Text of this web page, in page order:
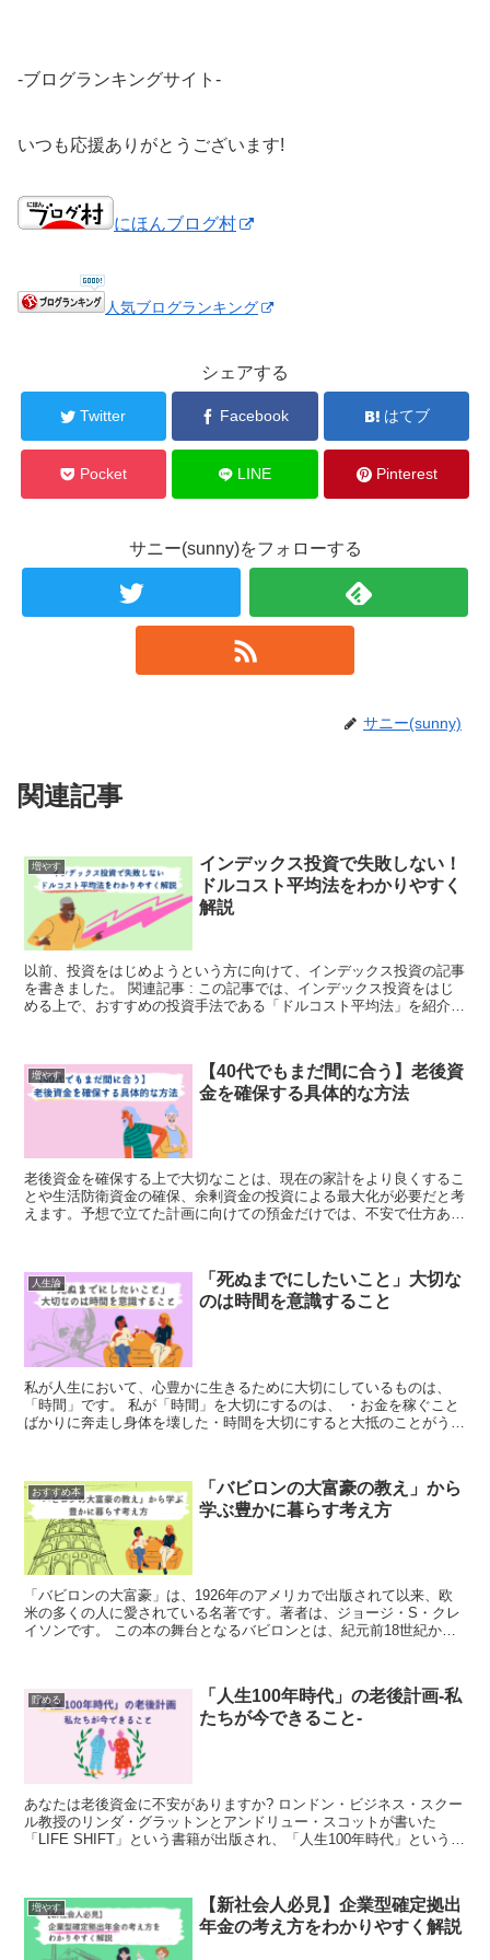
-ブログランキングサイト-
いつも応援ありがとうございます!
にほんブログ村
人気ブログランキング
シェアする
Twitter Facebook はてブ
Pocket LINE Pinterest
サニー(sunny)をフォローする
サニー(sunny)
関連記事
増やす
インデックス投資で失敗しない！
ドルコスト平均法をわかりやすく
解説
以前、投資をはじめようという方に向けて、インデックス投資の記事
を書きました。 関連記事 : この記事では、インデックス投資をはじ
める上で、おすすめの投資手法である「ドルコスト平均法」を紹介し
増やす
【40代でもまだ間に合う】老後資
金を確保する具体的な方法
老後資金を確保する上で大切なことは、現在の家計をより良くするこ
とや生活防衛資金の確保、余剰資金の投資による最大化が必要だと考
えます。予想で立てた計画に向けての預金だけでは、不安で仕方あり
人生論
「死ぬまでにしたいこと」大切な
のは時間を意識すること
私が人生において、心豊かに生きるために大切にしているものは、
「時間」です。 私が「時間」を大切にするのは、 ・お金を稼ぐこと
ばかりに奔走し身体を壊した・時間を大切にすると大抵のことがうま
おすすめ本
「バビロンの大富豪の教え」から
学ぶ豊かに暮らす考え方
「バビロンの大富豪」は、1926年のアメリカで出版されて以来、欧
米の多くの人に愛されている名著です。著者は、ジョージ・S・クレ
イソンです。 この本の舞台となるバビロンとは、紀元前18世紀から
貯める
「人生100年時代」の老後計画-私
たちが今できること-
あなたは老後資金に不安がありますか? ロンドン・ビジネス・スクー
ル教授のリンダ・グラットンとアンドリュー・スコットが書いた
「LIFE SHIFT」という書籍が出版され、「人生100年時代」という言
増やす
【新社会人必見】企業型確定拠出
年金の考え方をわかりやすく解説